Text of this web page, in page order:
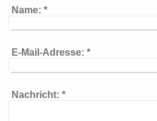
Name: *
E-Mail-Adresse: *
Nachricht: *